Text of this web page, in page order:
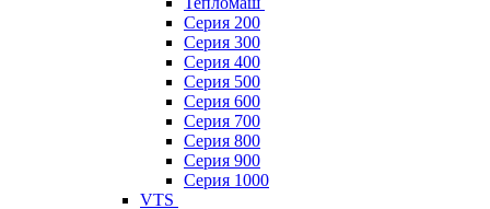
Серия 200
Серия 300
Серия 400
Серия 500
Серия 600
Серия 700
Серия 800
Серия 900
Серия 1000
VTS